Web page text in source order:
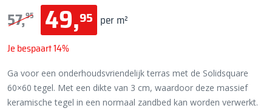
57,95 49,95 per m²
Je bespaart 14%
Ga voor een onderhoudsvriendelijk terras met de Solidsquare
60×60 tegel. Met een dikte van 3 cm, waardoor deze massief
keramische tegel in een normaal zandbed kan worden verwerkt.